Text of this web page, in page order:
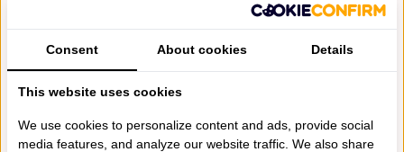
PER M², VANAF
€248,00
NIEUW! 1200 GRAMS
Consent About cookies Details
This website uses cookies
We use cookies to personalize content and ads, provide social
media features, and analyze our website traffic. We also share